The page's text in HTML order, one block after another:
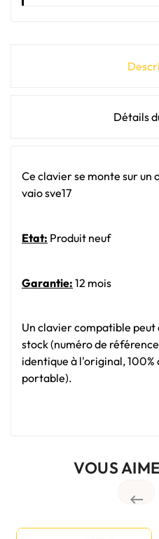
Détails
Ce clavier se monte sur
vaio sve17
Etat: Produit neuf
Garantie: 12 mois
Un clavier compatible
stock (numéro de
identique à l'original,
portable).
VOUS
